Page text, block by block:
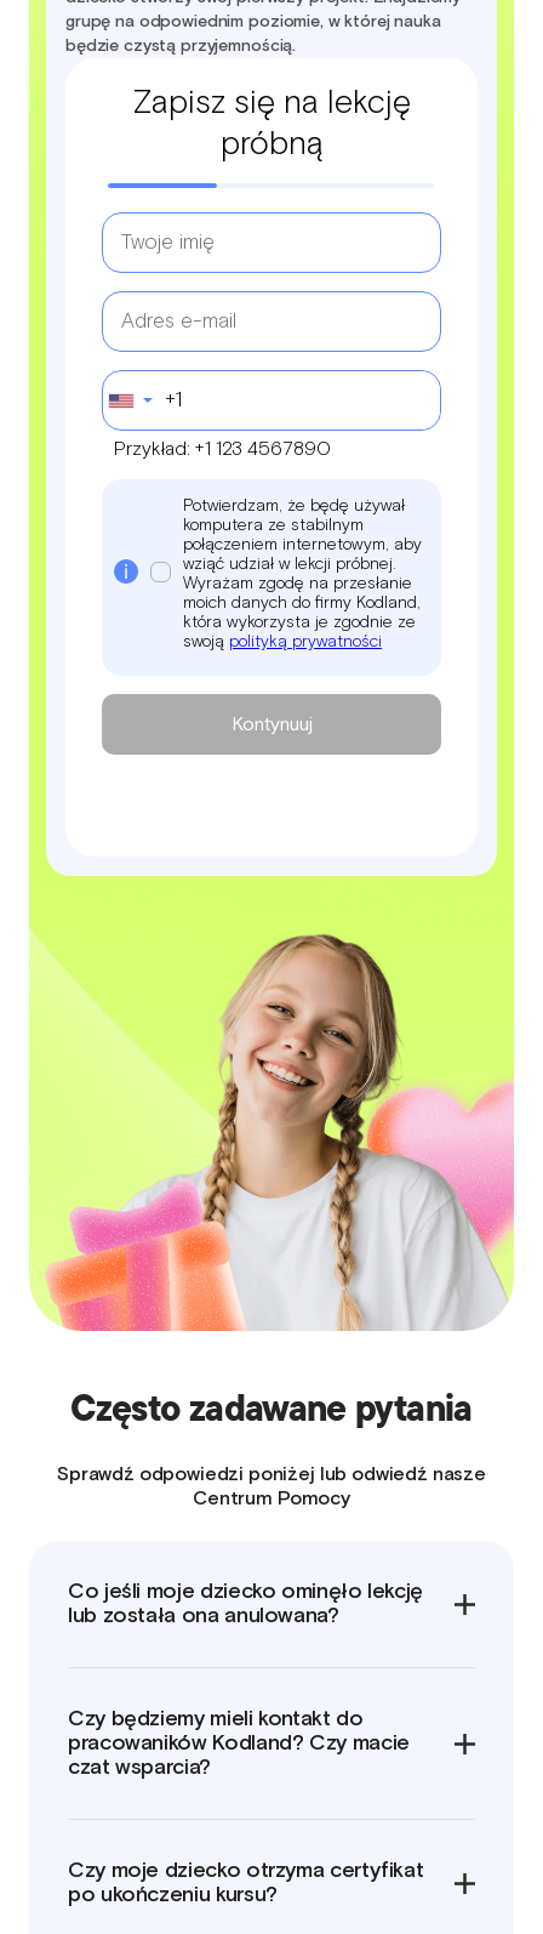
grupę na odpowiednim poziomie, w której nauka
będzie czystą przyjemnością.
Często zadawane pytania
Sprawdź odpowiedzi poniżej lub odwiedź nasze
Centrum Pomocy
Co jeśli moje dziecko ominęło lekcję
lub została ona anulowana?
Czy będziemy mieli kontakt do
pracowaników Kodland? Czy macie
czat wsparcia?
Czy moje dziecko otrzyma certyfikat
po ukończeniu kursu?